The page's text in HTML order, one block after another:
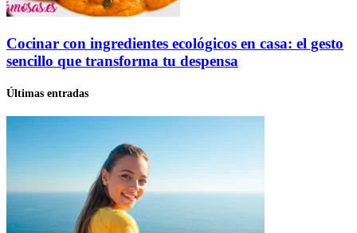
Cocinar con ingredientes ecológicos en casa: el gesto
sencillo que transforma tu despensa
Últimas entradas